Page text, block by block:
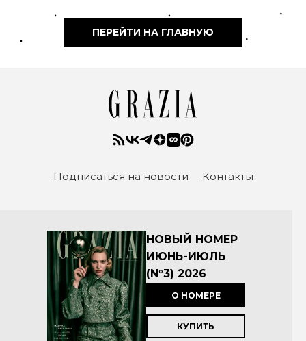
ПЕРЕЙТИ НА ГЛАВНУЮ
Подписаться на новости Контакты
НОВЫЙ НОМЕР
ИЮНЬ-ИЮЛЬ
(N°3) 2026
О НОМЕРЕ
КУПИТЬ